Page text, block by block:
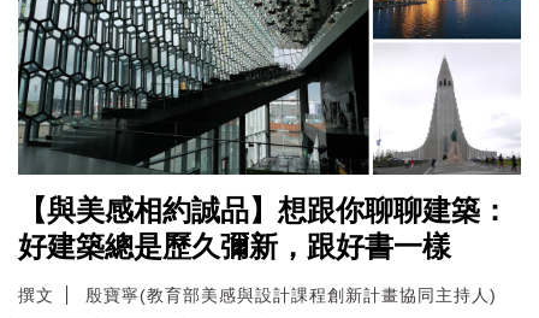
【與美感相約誠品】想跟你聊聊建築：
好建築總是歷久彌新，跟好書一樣
撰文 殷寶寧(教育部美感與設計課程創新計畫協同主持人)